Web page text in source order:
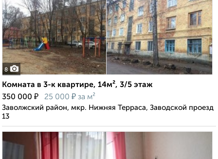
8
Комната в 3-к квартире, 14м², 3/5 этаж
350 000 ₽ 25 000 ₽ за м²
Заволжский район, мкр. Нижняя Терраса, Заводской проезд
13